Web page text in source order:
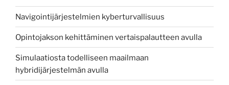
Navigointijärjestelmien kyberturvallisuus
Opintojakson kehittäminen vertaispalautteen avulla
Simulaatiosta todelliseen maailmaan
hybridijärjestelmän avulla